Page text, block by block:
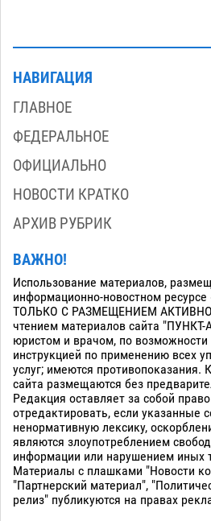
НАВИГАЦИЯ
ГЛАВНОЕ
ФЕДЕРАЛЬНОЕ
ОФИЦИАЛЬНО
НОВОСТИ КРАТКО
АРХИВ РУБРИК
ВАЖНО!
Использование материалов,
информационно-новостном ресурсе
ТОЛЬКО С РАЗМЕЩЕНИЕМ
чтением материалов сайта "ПУНКТ-
юристом и врачом, по возможности
инструкцией по применению всех
услуг; имеются противопоказания.
сайта размещаются без
Редакция оставляет за собой
отредактировать, если указанные
ненормативную лексику,
являются злоупотреблением
информации или нарушением иных
Материалы с плашками "Новости
"Партнерский материал",
релиз" публикуются на правах